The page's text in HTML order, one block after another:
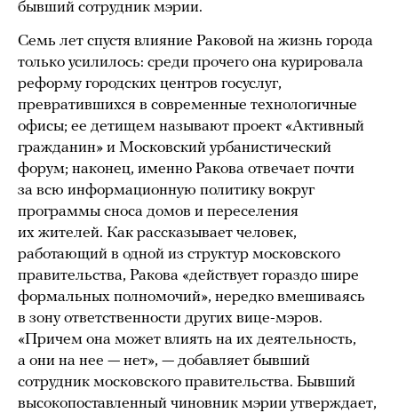
бывший сотрудник мэрии.
Семь лет спустя влияние Раковой на жизнь города
только усилилось: среди прочего она курировала
реформу городских центров госуслуг,
превратившихся в современные технологичные
офисы; ее детищем называют проект «Активный
гражданин» и Московский урбанистический
форум; наконец, именно Ракова отвечает почти
за всю информационную политику вокруг
программы сноса домов и переселения
их жителей. Как рассказывает человек,
работающий в одной из структур московского
правительства, Ракова «действует гораздо шире
формальных полномочий», нередко вмешиваясь
в зону ответственности других вице-мэров.
«Причем она может влиять на их деятельность,
а они на нее — нет», — добавляет бывший
сотрудник московского правительства. Бывший
высокопоставленный чиновник мэрии утверждает,